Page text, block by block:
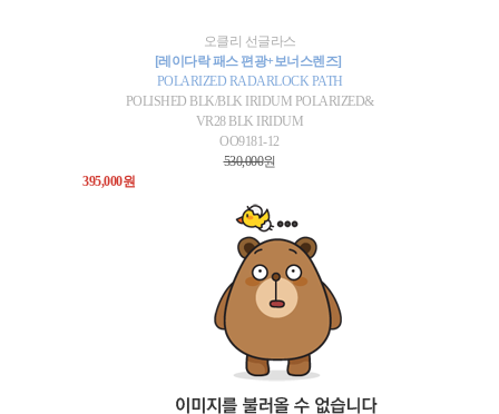
오클리 선글라스
[레이다락 패스 편광+보너스렌즈]
POLARIZED RADARLOCK PATH
POLISHED BLK/BLK IRIDUM POLARIZED&
VR28 BLK IRIDUM
OO9181-12
530,000원
395,000원